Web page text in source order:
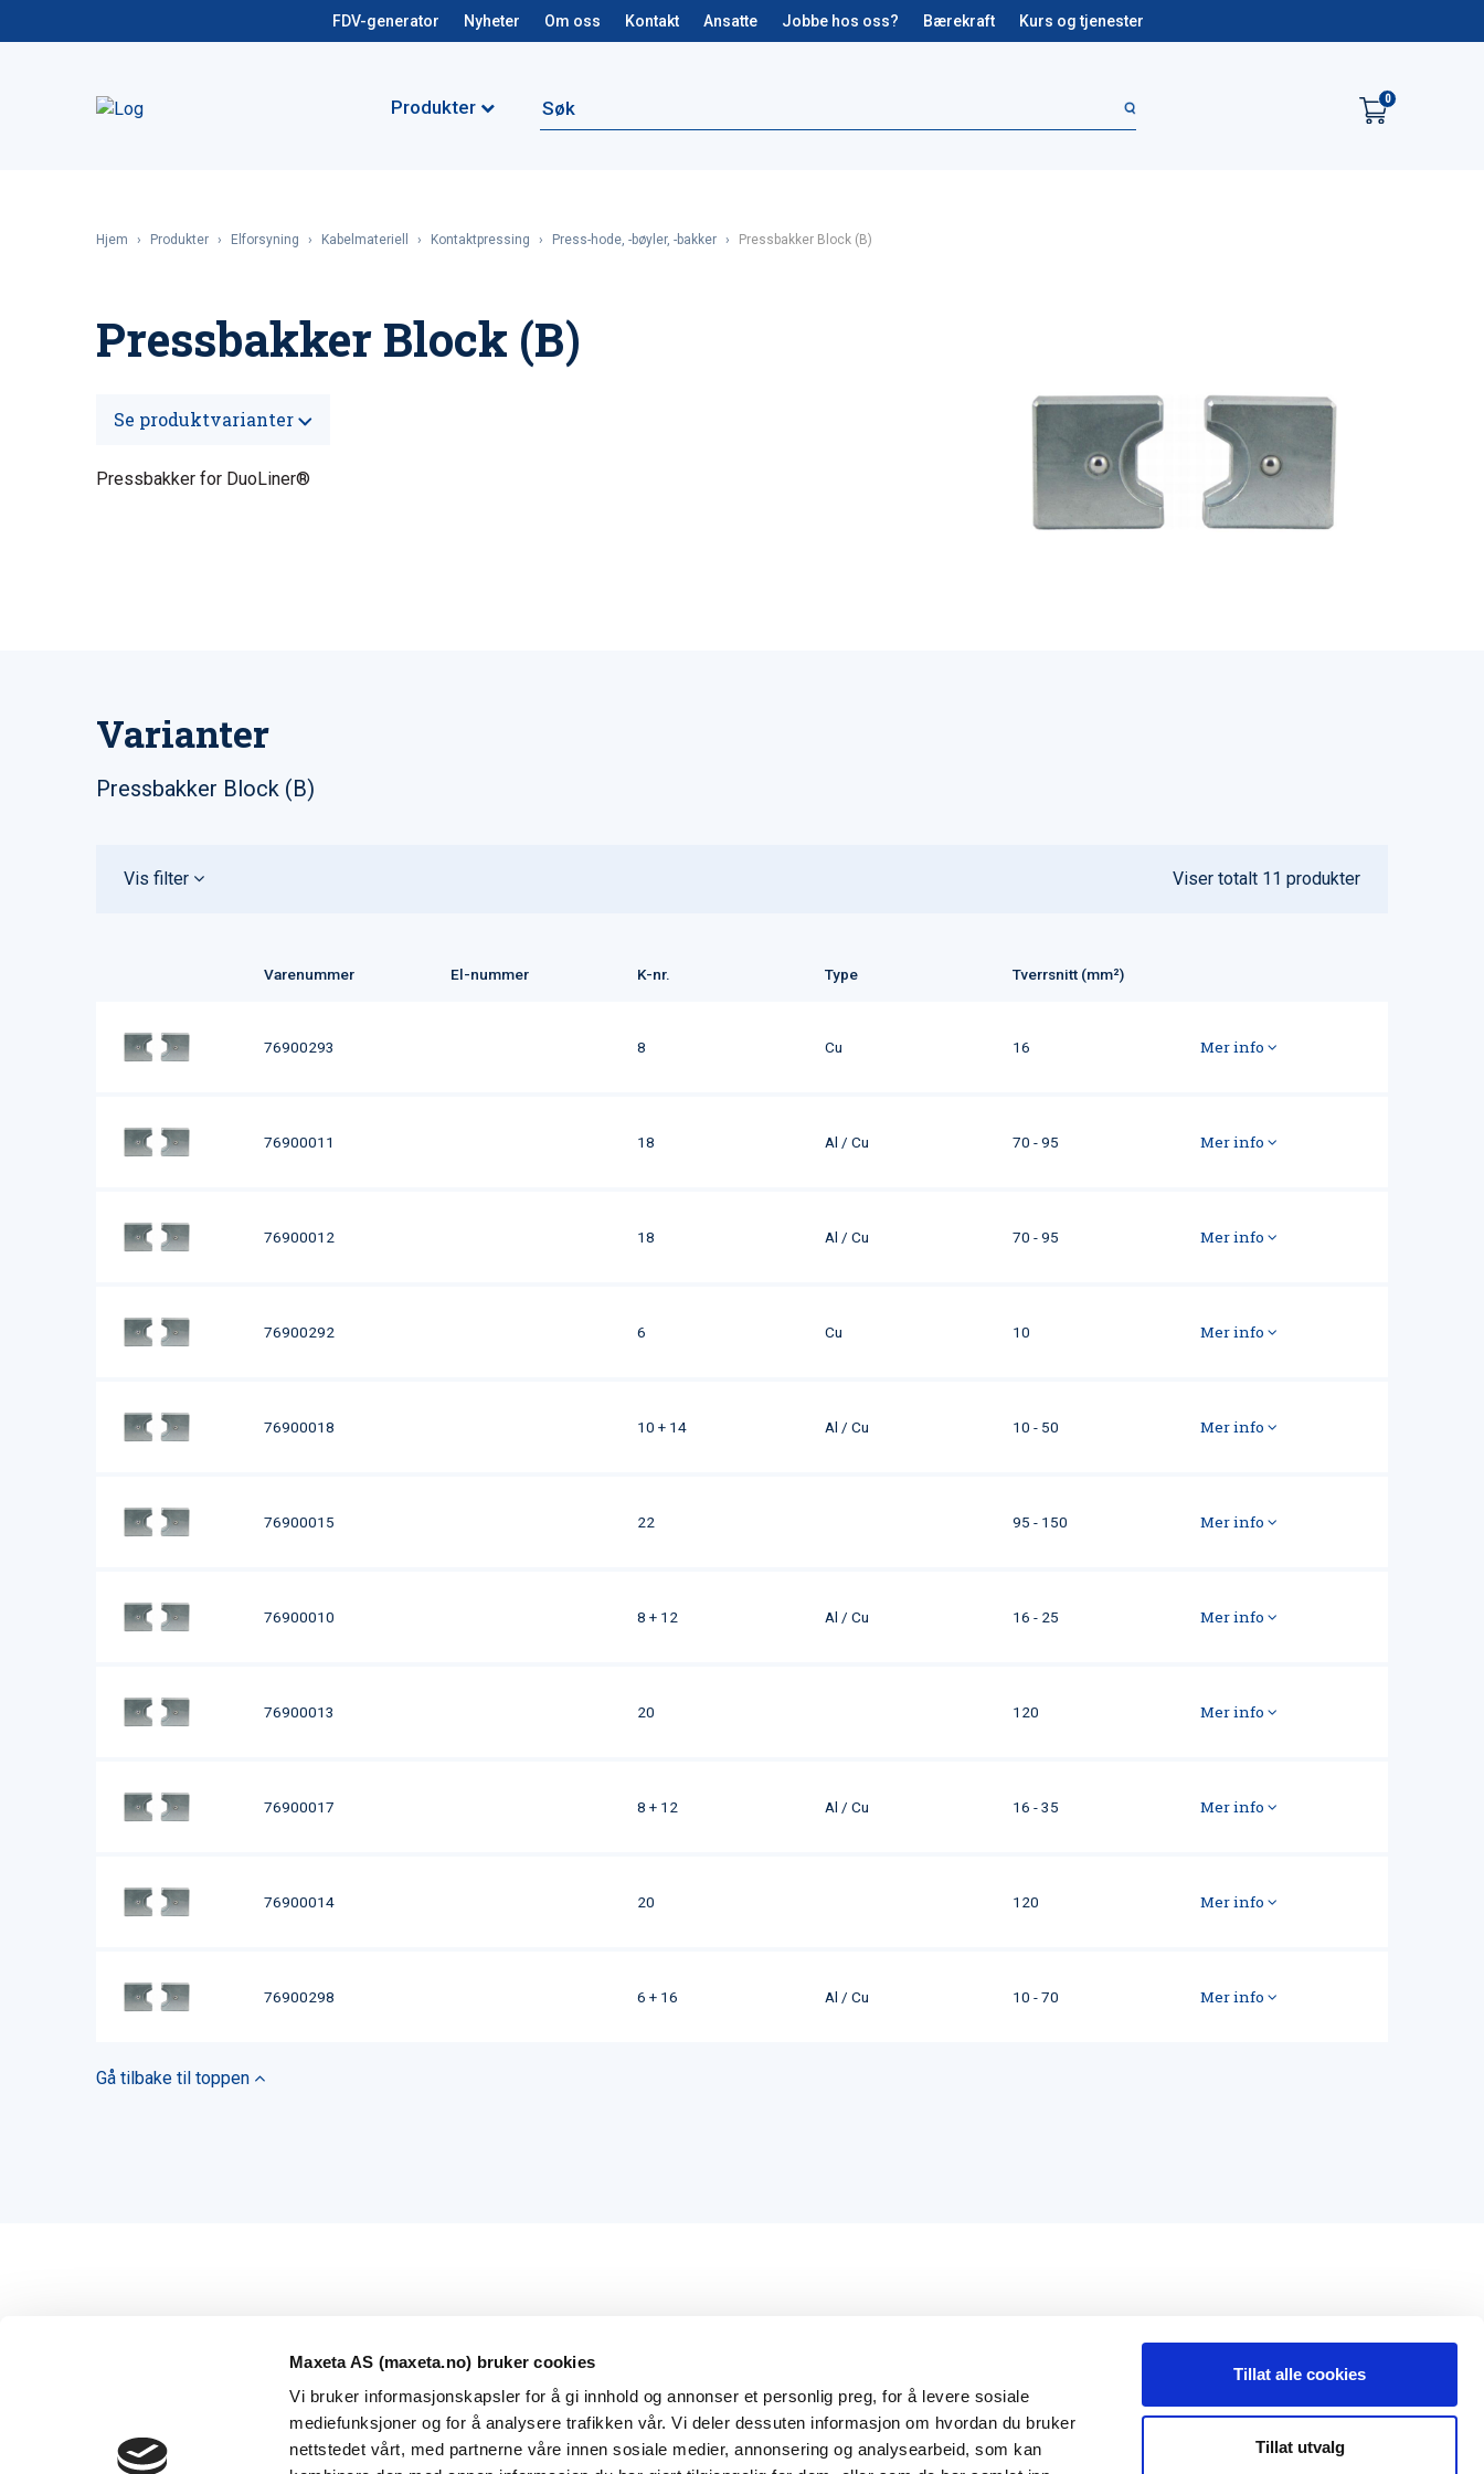
Maxeta AS (maxeta.no) bruker cookies
Vi bruker informasjonskapsler for å gi innhold og annonser et personlig preg, for å levere sosiale
mediefunksjoner og for å analysere trafikken vår. Vi deler dessuten informasjon om hvordan du bruker
nettstedet vårt, med partnerne våre innen sosiale medier, annonsering og analysearbeid, som kan
Tillat alle cookies
Tillat utvalg
FDV-generator Nyheter Om oss Kontakt Ansatte Jobbe hos oss? Bærekraft Kurs og tjenester
Produkter 0
Hjem › Produkter › Elforsyning › Kabelmateriell › Kontaktpressing › Press-hode, -bøyler, -bakker › Pressbakker Block (B)
Pressbakker Block (B)
Se produktvarianter
Pressbakker for DuoLiner®
Varianter
Pressbakker Block (B)
Vis filter Viser totalt 11 produkter
Varenummer El-nummer K-nr. Type Tverrsnitt (mm²)
76900293 8 Cu 16 Mer info
76900011 18 Al / Cu 70 - 95 Mer info
76900012 18 Al / Cu 70 - 95 Mer info
76900292 6 Cu 10 Mer info
76900018 10 + 14 Al / Cu 10 - 50 Mer info
76900015 22 95 - 150 Mer info
76900010 8 + 12 Al / Cu 16 - 25 Mer info
76900013 20 120 Mer info
76900017 8 + 12 Al / Cu 16 - 35 Mer info
76900014 20 120 Mer info
76900298 6 + 16 Al / Cu 10 - 70 Mer info
Gå tilbake til toppen
Hovedkontor Kontakt oss Leveranseområder